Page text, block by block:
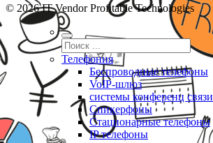
© 2026 IT Vendor Profitable Technologies
Телефония
Беспроводные телефоны
VoIP-шлюз
системы конференц связи
Спикерфоны
Стационарные телефоны
IP телефоны